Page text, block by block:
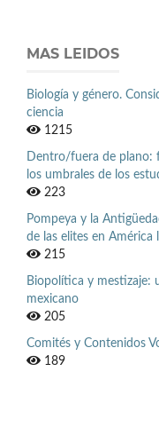
MAS LEIDOS
Biología y género.
ciencia
1215
Dentro/fuera de plano:
los umbrales de los
223
Pompeya y la
de las elites en América
215
Biopolítica y mestizaje:
mexicano
205
Comités y Contenidos
189